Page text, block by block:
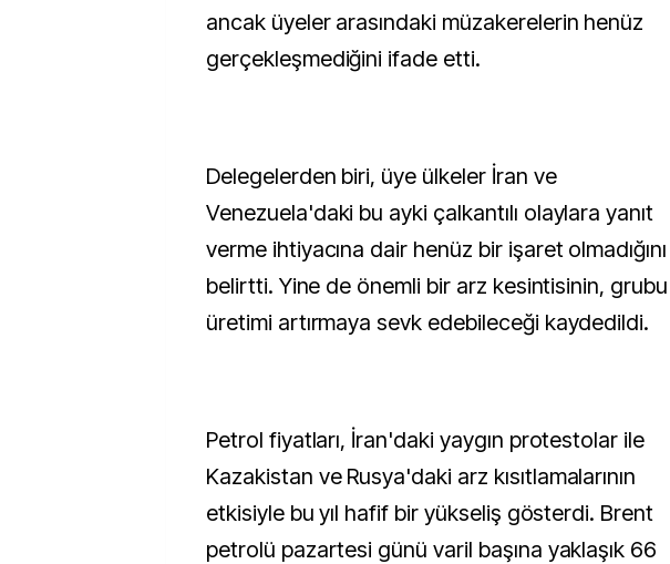
ancak üyeler arasındaki müzakerelerin henüz
gerçekleşmediğini ifade etti.
Delegelerden biri, üye ülkeler İran ve
Venezuela'daki bu ayki çalkantılı olaylara yanıt
verme ihtiyacına dair henüz bir işaret olmadığını
belirtti. Yine de önemli bir arz kesintisinin, grubu
üretimi artırmaya sevk edebileceği kaydedildi.
Petrol fiyatları, İran'daki yaygın protestolar ile
Kazakistan ve Rusya'daki arz kısıtlamalarının
etkisiyle bu yıl hafif bir yükseliş gösterdi. Brent
petrolü pazartesi günü varil başına yaklaşık 66